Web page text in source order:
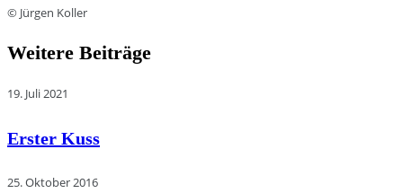
© Jürgen Koller
Weitere Beiträge
19. Juli 2021
Erster Kuss
25. Oktober 2016